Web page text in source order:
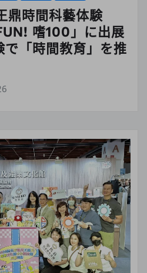
鼎時間科藝体験
嗜100」に出展
「時間教育」を推